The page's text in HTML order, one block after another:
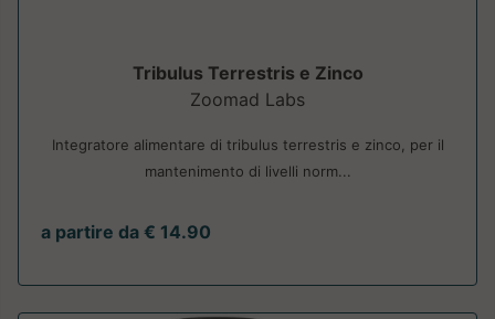
Tribulus Terrestris e Zinco
Zoomad Labs
Integratore alimentare di tribulus terrestris e zinco, per il
mantenimento di livelli norm...
a partire da € 14.90